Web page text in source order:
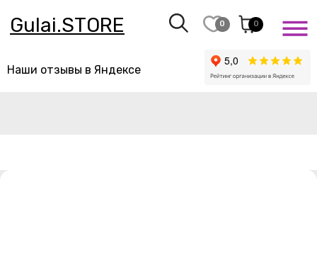
0
Gulai.STORE
Наши отзывы в Яндексе